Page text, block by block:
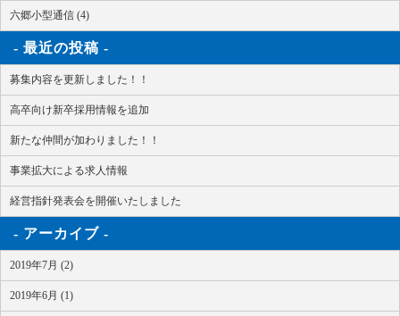
六郷小型通信 (4)
最近の投稿
募集内容を更新しました！！
高卒向け新卒採用情報を追加
新たな仲間が加わりました！！
事業拡大による求人情報
経営指針発表会を開催いたしました
アーカイブ
2019年7月 (2)
2019年6月 (1)